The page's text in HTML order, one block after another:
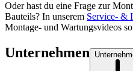
Oder hast du eine Frage zur
Bauteils? In unserem Service- &
Montage- und Wartungsvideos
Unternehmen